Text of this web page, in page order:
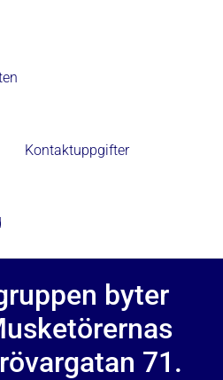
Kontaktuppgifter
byter
71.